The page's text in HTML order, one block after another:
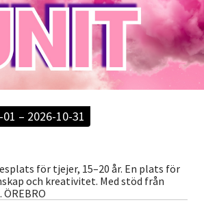
– 2026-10-31
för tjejer, 15–20 år. En plats för
och kreativitet. Med stöd från